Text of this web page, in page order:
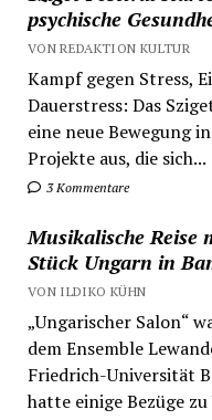
psychische
VON REDAKTION KULTUR
Kampf gegen Stress,
Dauerstress: Das
eine neue Bewegung
Projekte aus, die sich...
3 Kommentare
Musikalische Reise
Stück Ungarn in
VON ILDIKO KÜHN
„Ungarischer Salon“
dem Ensemble
Friedrich-Universität
hatte einige Bezüge